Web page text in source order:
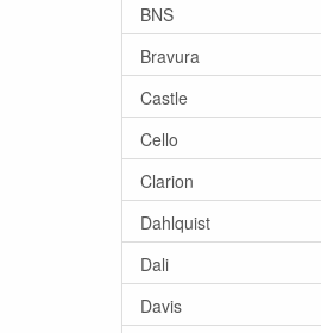
BNS
Bravura
Castle
Cello
Clarion
Dahlquist
Dali
Davis